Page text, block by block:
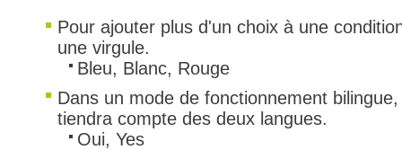
Pour ajouter plus d'un choix à une
une virgule.
Bleu, Blanc, Rouge
Dans un mode de fonctionnement
tiendra compte des deux langues.
Oui, Yes